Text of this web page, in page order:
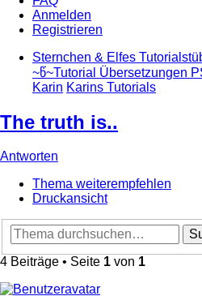
Anmelden
Registrieren
Sternchen & Elfes
~წ~Tutorial Übersetzungen
Karin Karins Tutorials
The truth is..
Antworten
Thema weiterempfehlen
Druckansicht
4 Beiträge • Seite 1 von 1